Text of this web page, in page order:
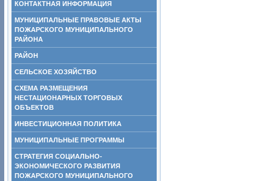
КОНТАКТНАЯ ИНФОРМАЦИЯ
МУНИЦИПАЛЬНЫЕ ПРАВОВЫЕ АКТЫ
ПОЖАРСКОГО МУНИЦИПАЛЬНОГО
РАЙОНА
РАЙОН
СЕЛЬСКОЕ ХОЗЯЙСТВО
СХЕМА РАЗМЕЩЕНИЯ
НЕСТАЦИОНАРНЫХ ТОРГОВЫХ
ОБЪЕКТОВ
ИНВЕСТИЦИОННАЯ ПОЛИТИКА
МУНИЦИПАЛЬНЫЕ ПРОГРАММЫ
СТРАТЕГИЯ СОЦИАЛЬНО-
ЭКОНОМИЧЕСКОГО РАЗВИТИЯ
ПОЖАРСКОГО МУНИЦИПАЛЬНОГО